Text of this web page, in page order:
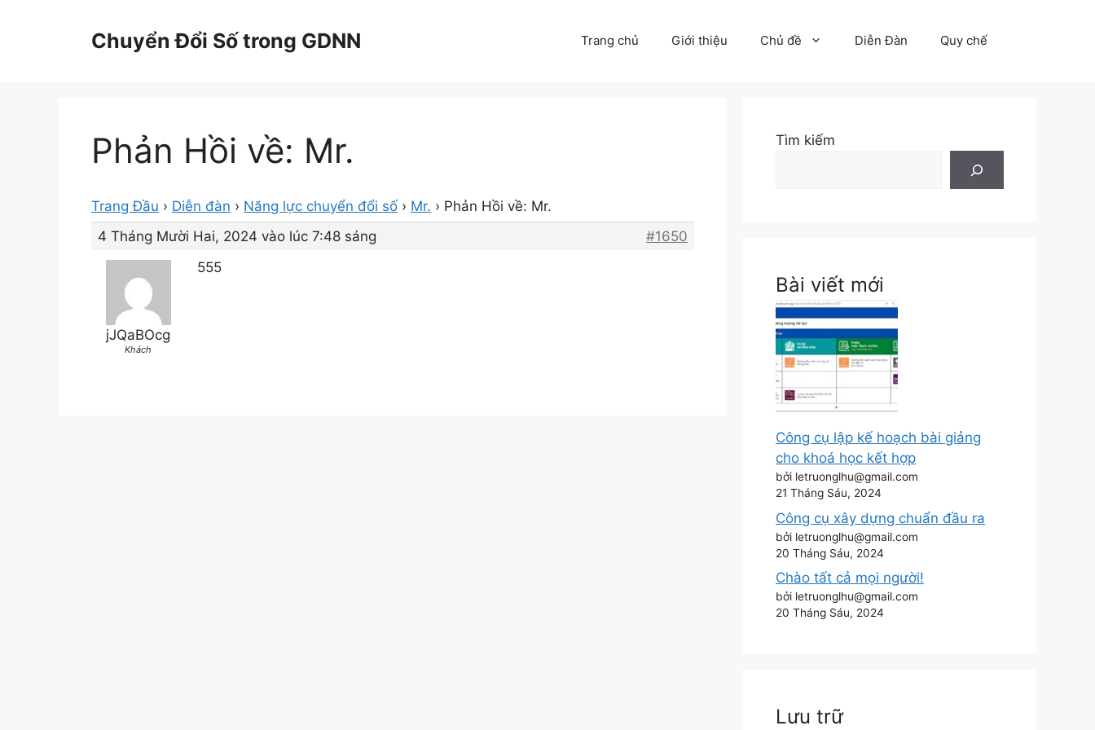
Chuyển Đổi Số trong GDNN Trang chủ Giới thiệu Chủ đề Diễn Đàn Quy chế
Phản Hồi về: Mr.
Trang Đầu › Diễn đàn › Năng lực chuyển đổi số › Mr. › Phản Hồi về: Mr.
4 Tháng Mười Hai, 2024 vào lúc 7:48 sáng
#1650
jJQaBOcg
Khách
555
Tìm kiếm
Bài viết mới
Công cụ lập kế hoạch bài giảng
cho khoá học kết hợp
bởi letruonglhu@gmail.com
21 Tháng Sáu, 2024
Công cụ xây dựng chuẩn đầu ra
bởi letruonglhu@gmail.com
20 Tháng Sáu, 2024
Chào tất cả mọi người!
bởi letruonglhu@gmail.com
20 Tháng Sáu, 2024
Lưu trữ